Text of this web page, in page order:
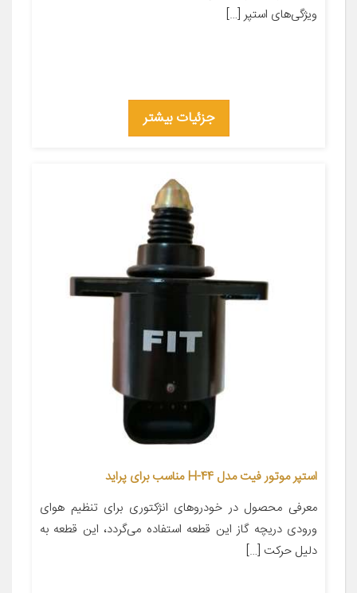
ویژگی‌های استپر […]
جزئیات بیشتر
استپر موتور فیت مدل H-44 مناسب برای پراید
معرفی محصول در خودروهای انژکتوری برای تنظیم هوای
ورودی دریچه گاز این قطعه استفاده می‌گردد، این قطعه به
دلیل حرکت […]